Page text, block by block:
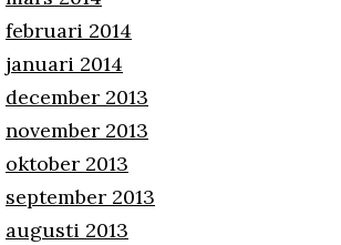
februari 2014
januari 2014
december 2013
november 2013
oktober 2013
september 2013
augusti 2013